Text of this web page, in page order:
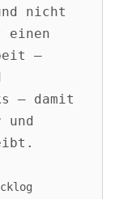
nicht
einen
—
— damit